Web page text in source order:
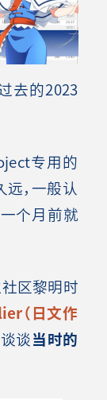
去的2023
专用的
，一般认
个月前就
区黎明时
（日文作
谈谈当时的